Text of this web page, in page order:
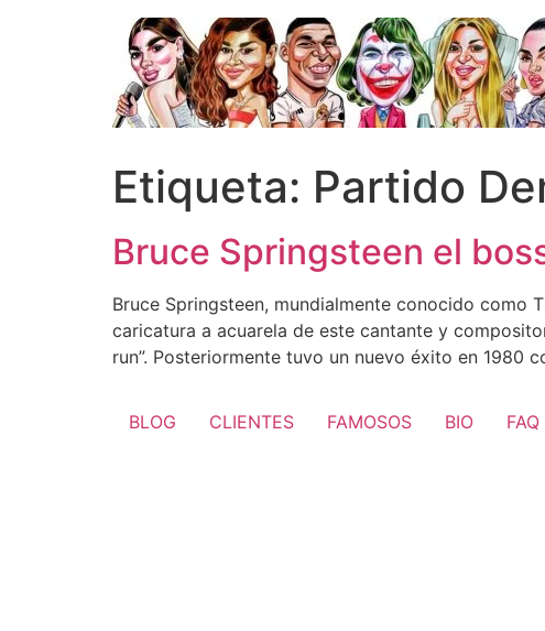
Etiqueta: Partido
Bruce Springsteen el
Bruce Springsteen, mundialmente conocido como
caricatura a acuarela de este cantante y
run”. Posteriormente tuvo un nuevo éxito en 1980
BLOG CLIENTES FAMOSOS BIO FAQ